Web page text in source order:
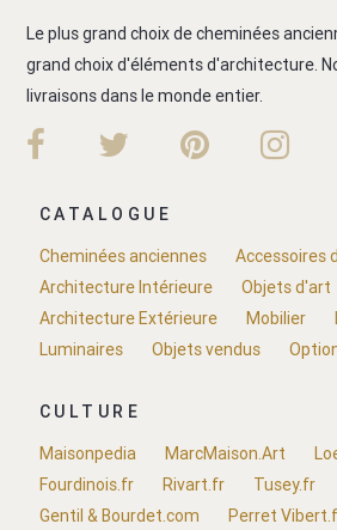
Le plus grand choix de cheminées
grand choix d'éléments d'architecture.
livraisons dans le monde entier.
CATALOGUE
Cheminées anciennes
Accessoires
Architecture Intérieure
Objets d'art
Architecture Extérieure
Mobilier
Luminaires
Objets vendus
CULTURE
Maisonpedia
MarcMaison.Art
Fourdinois.fr
Rivart.fr
Tusey.fr
Gentil & Bourdet.com
Perret